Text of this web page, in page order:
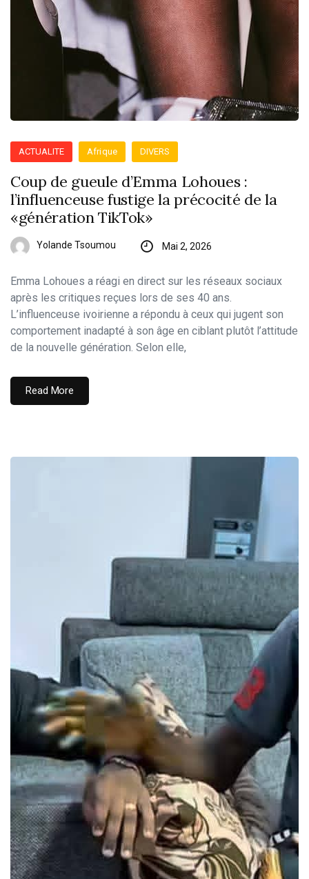
ACTUALITE Afrique DIVERS
Coup de gueule d’Emma Lohoues :
l’influenceuse fustige la précocité de la
«génération TikTok»
Yolande Tsoumou Mai 2, 2026
Emma Lohoues a réagi en direct sur les réseaux sociaux
après les critiques reçues lors de ses 40 ans.
L’influenceuse ivoirienne a répondu à ceux qui jugent son
comportement inadapté à son âge en ciblant plutôt l’attitude
de la nouvelle génération. Selon elle,
Read More